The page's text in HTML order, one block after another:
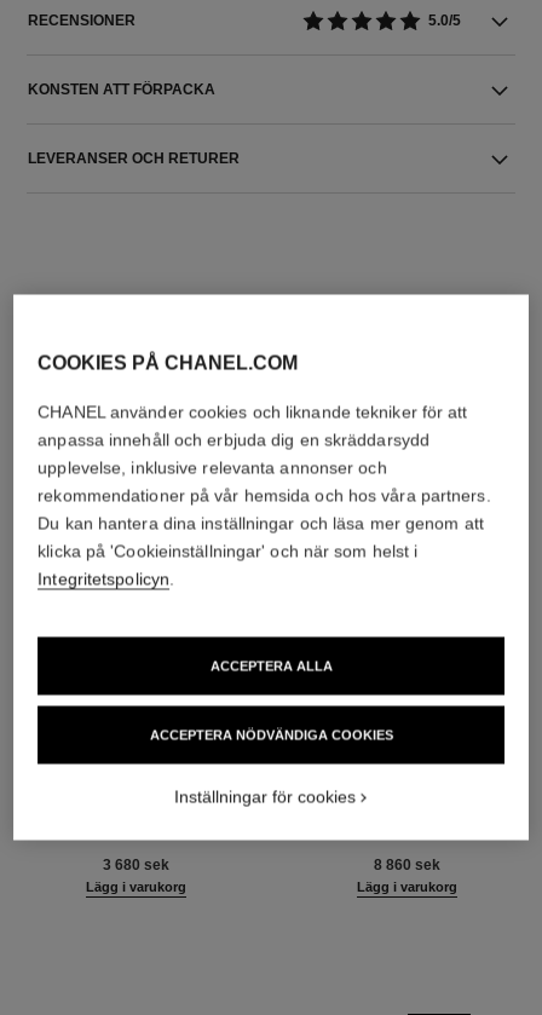
RECENSIONER 5.0/5
KONSTEN ATT FÖRPACKA
LEVERANSER OCH RETURER
DEN PERFEKTA KOMBINATIONEN
3 680 sek
Lägg i varukorg
8 860 sek
Lägg i varukorg
COOKIES PÅ CHANEL.COM
CHANEL använder cookies och liknande tekniker för att
anpassa innehåll och erbjuda dig en skräddarsydd
upplevelse, inklusive relevanta annonser och
rekommendationer på vår hemsida och hos våra partners.
Du kan hantera dina inställningar och läsa mer genom att
klicka på 'Cookieinställningar' och när som helst i
Integritetspolicyn
ACCEPTERA NÖDVÄNDIGA COOKIES
ACCEPTERA ALLA
Inställningar för cookies